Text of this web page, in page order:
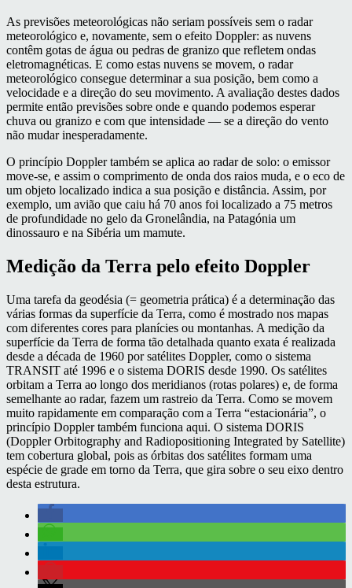
As previsões meteorológicas não seriam possíveis sem o radar
meteorológico e, novamente, sem o efeito Doppler: as nuvens
contêm gotas de água ou pedras de granizo que refletem ondas
eletromagnéticas. E como estas nuvens se movem, o radar
meteorológico consegue determinar a sua posição, bem como a
velocidade e a direção do seu movimento. A avaliação destes dados
permite então previsões sobre onde e quando podemos esperar
chuva ou granizo e com que intensidade — se a direção do vento
não mudar inesperadamente.
O princípio Doppler também se aplica ao radar de solo: o emissor
move-se, e assim o comprimento de onda dos raios muda, e o eco de
um objeto localizado indica a sua posição e distância. Assim, por
exemplo, um avião que caiu há 70 anos foi localizado a 75 metros
de profundidade no gelo da Gronelândia, na Patagónia um
dinossauro e na Sibéria um mamute.
Medição da Terra pelo efeito Doppler
Uma tarefa da geodésia (= geometria prática) é a determinação das
várias formas da superfície da Terra, como é mostrado nos mapas
com diferentes cores para planícies ou montanhas. A medição da
superfície da Terra de forma tão detalhada quanto exata é realizada
desde a década de 1960 por satélites Doppler, como o sistema
TRANSIT até 1996 e o sistema DORIS desde 1990. Os satélites
orbitam a Terra ao longo dos meridianos (rotas polares) e, de forma
semelhante ao radar, fazem um rastreio da Terra. Como se movem
muito rapidamente em comparação com a Terra “estacionária”, o
princípio Doppler também funciona aqui. O sistema DORIS
(Doppler Orbitography and Radiopositioning Integrated by Satellite)
tem cobertura global, pois as órbitas dos satélites formam uma
espécie de grade em torno da Terra, que gira sobre o seu eixo dentro
desta estrutura.